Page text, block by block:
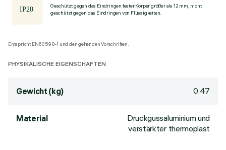
Geschützt gegen das Eindringen fester Körper größer als 12 mm, nicht
geschützt gegen das Eindringen von Flüssigkeiten.
Entspricht EN60598-1 und den geltenden Vorschriften.
PHYSIKALISCHE EIGENSCHAFTEN
Gewicht (kg) 0.47
Material
Druckgussaluminium und
verstärkter thermoplast